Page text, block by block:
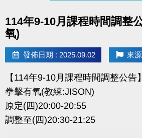
114年9-10月課程時間調整
氧)
發佈日期 : 2025.09.02 來
【114年9-10月課程時間調整公告】
拳擊有氧(教練:JISON)
原定(四)20:00-20:55
調整至(四)20:30-21:25